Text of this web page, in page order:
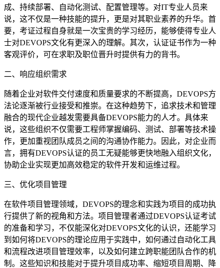
成、持续部署、自动化测试、配置管理等。对IT专业人员来
说，这不仅是一种技能的提升，更是对其职业素养的升华。首
要，考证过程自身就是一次宝贵的学习经历，能够使得专业人
士对DEVOPS文化有更深入的理解。其次，认证证书作为一种
客观评价，可在求职及职位晋升时提供有力的背书。
二、响应组织需求
随着企业对软件交付速度和质量要求的不断提高，DEVOPS方
法论逐渐被行业接受和推崇。在这种趋势下，追求技术和管理
融合的现代企业越发需要具备DEVOPS能力的人才。具体来
说，这些组织不仅需要工程师掌握编码、测试、部署等技术操
作，更加重视团队成员之间的沟通协作能力。因此，对企业而
言，拥有DEVOPS认证的员工无疑能够更快地融入组织文化，
协助企业实现更加高效稳定的软件开发和运维过程。
三、优化项目管理
在软件项目管理领域，DEVOPS的理念和实践为项目的成功执
行提供了新的视角和方法。项目管理者通过DEVOPS认证考试
的准备和学习，不仅能深化对DEVOPS文化的认识，还能学习
到如何将DEVOPS的理论应用于实践中，如何通过自动化工具
和流程改进项目管理效率，以及如何建立跨职能团队合作的机
制。这些知识和技能对于提升项目成功率、缩短项目周期、降